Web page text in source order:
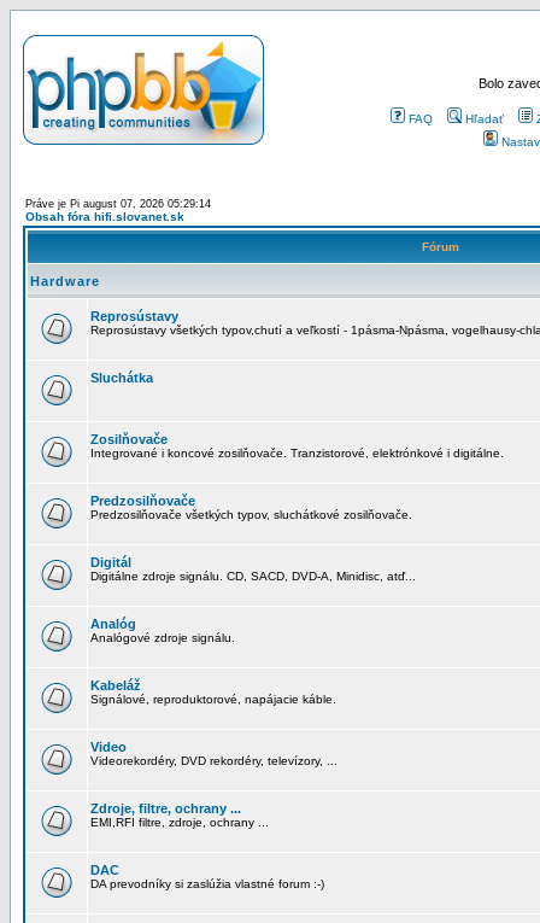
Bolo
FAQ Hľadať
Práve je Pi august 07, 2026 05:29:14
Obsah fóra hifi.slovanet.sk
Fórum
Hardware
Reprosústavy
Reprosústavy všetkých typov,chutí a veľkostí - 1pásma-Npásma, vogelhausy-
Sluchátka
Zosilňovače
Integrované i koncové zosilňovače. Tranzistorové, elektrónkové i digitálne.
Predzosilňovače
Predzosilňovače všetkých typov, sluchátkové zosilňovače.
Digitál
Digitálne zdroje signálu. CD, SACD, DVD-A, Minidisc, atď...
Analóg
Analógové zdroje signálu.
Kabeláž
Signálové, reproduktorové, napájacie káble.
Video
Videorekordéry, DVD rekordéry, televízory, ...
Zdroje, filtre, ochrany ...
EMI,RFI filtre, zdroje, ochrany ...
DAC
DA prevodníky si zaslúžia vlastné forum :-)